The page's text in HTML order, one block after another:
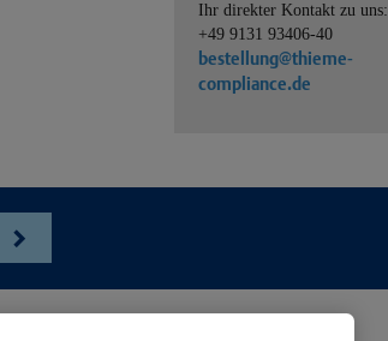
Ihr direkter Kontakt zu uns:
+49 9131 93406-40
bestellung@thieme-
compliance.de